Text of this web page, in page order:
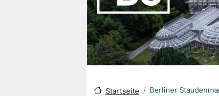
Startseite Berliner